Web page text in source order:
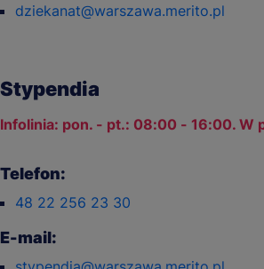
dziekanat@warszawa.merito.pl
Stypendia
Infolinia: pon. - pt.: 08:00 - 16:00. W
Telefon:
48 22 256 23 30
E-mail: